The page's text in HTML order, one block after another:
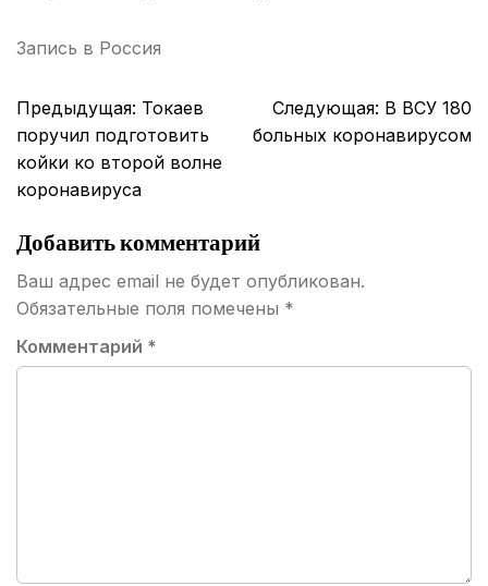
Запись в Россия
Навигация
по
записям
Предыдущая: Токаев
поручил подготовить
койки ко второй волне
коронавируса
Следующая: В ВСУ 180
больных коронавирусом
Добавить комментарий
Ваш адрес email не будет опубликован.
Обязательные поля помечены *
Комментарий *